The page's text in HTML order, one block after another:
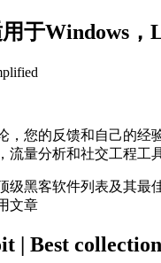
用于Windows
，您的反馈和自己的经
流量分析和社交工程工具
级黑客软件列表及其最
文章
| Best